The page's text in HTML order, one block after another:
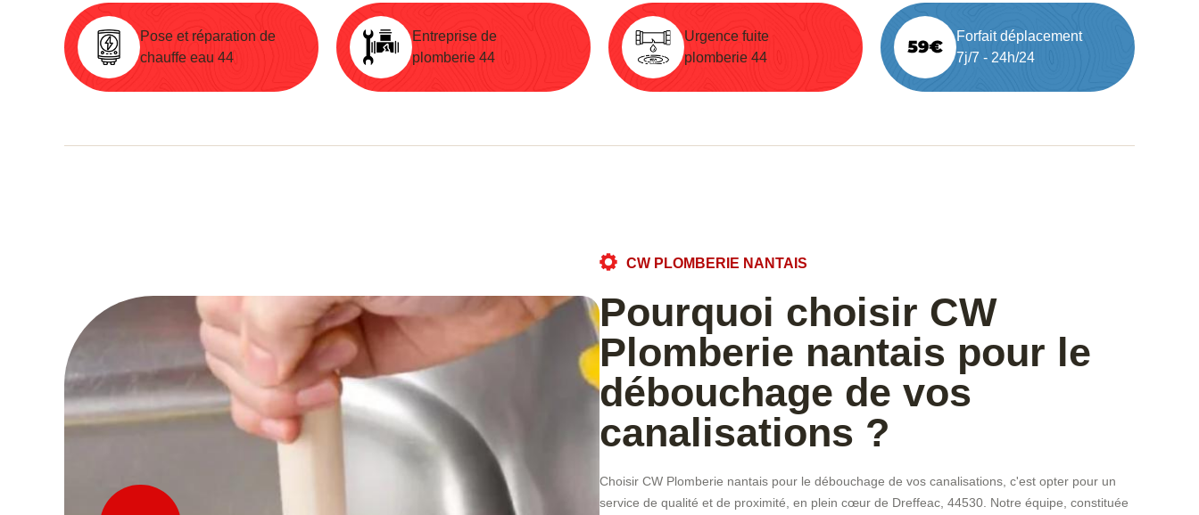
Pose et réparation de
chauffe eau 44
Entreprise de
plomberie 44
Urgence fuite
plomberie 44
Forfait déplacement
7j/7 - 24h/24
CW PLOMBERIE NANTAIS
Pourquoi choisir CW
Plomberie nantais pour le
débouchage de vos
canalisations ?
Choisir CW Plomberie nantais pour le débouchage de vos canalisations, c'est opter pour un
service de qualité et de proximité, en plein cœur de Dreffeac, 44530. Notre équipe, constituée